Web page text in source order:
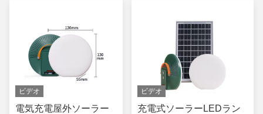
ビデオ
電気充電屋外ソーラー
ビデオ
充電式ソーラーLEDラン